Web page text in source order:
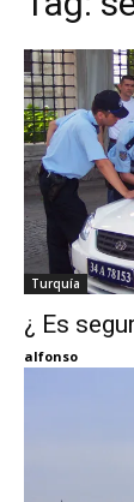
Turquía
¿ Es
alfonso